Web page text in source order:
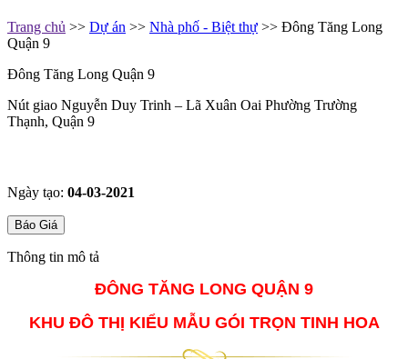
Trang chủ >> Dự án >> Nhà phố - Biệt thự >> Đông Tăng Long
Quận 9
Đông Tăng Long Quận 9
Nút giao Nguyễn Duy Trinh – Lã Xuân Oai Phường Trường
Thạnh, Quận 9
Ngày tạo: 04-03-2021
Báo Giá
Thông tin mô tả
ĐÔNG TĂNG LONG QUẬN 9
KHU ĐÔ THỊ KIỂU MẪU GÓI TRỌN TINH HOA